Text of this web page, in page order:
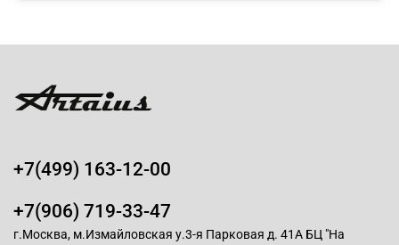
+7(499) 163-12-00
+7(906) 719-33-47
г.Москва, м.Измайловская у.3-я Парковая д. 41А БЦ "На